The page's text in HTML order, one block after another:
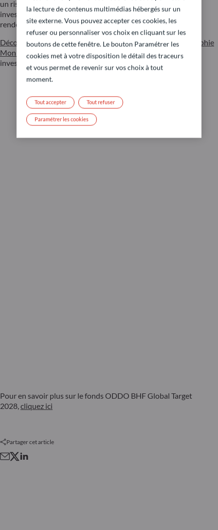
un risque de perte en capital et un risque de défaut lié aux
investissements dans des obligations spéculatives à haut
rendement.
Découvrez ODDO BHF Global Target 2028 en vidéo avec Sophie
MonnierCFA, Product Specialist Allocation d’actifs et
investissements Obligataires
Pour en savoir plus sur le fonds ODDO BHF Global Target
2028, cliquez ici
Partager cet article
la lecture de contenus multimédias hébergés sur un
site externe. Vous pouvez accepter ces cookies, les
refuser ou personnaliser vos choix en cliquant sur les
boutons de cette fenêtre. Le bouton Paramétrer les
cookies met à votre disposition le détail des traceurs
et vous permet de revenir sur vos choix à tout
moment.
Tout refuser
Tout accepter
Paramétrer les cookies